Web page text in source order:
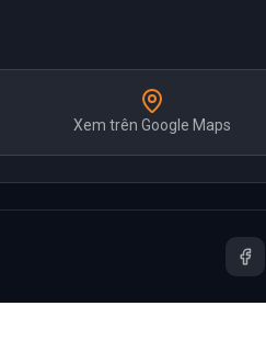
Xem trên Google Maps